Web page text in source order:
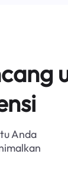
Anda